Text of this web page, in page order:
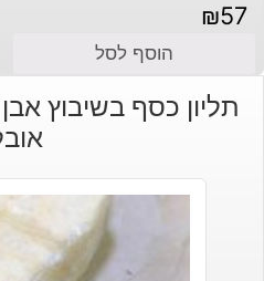
₪57
הוסף לסל
תליון כסף בשיבוץ